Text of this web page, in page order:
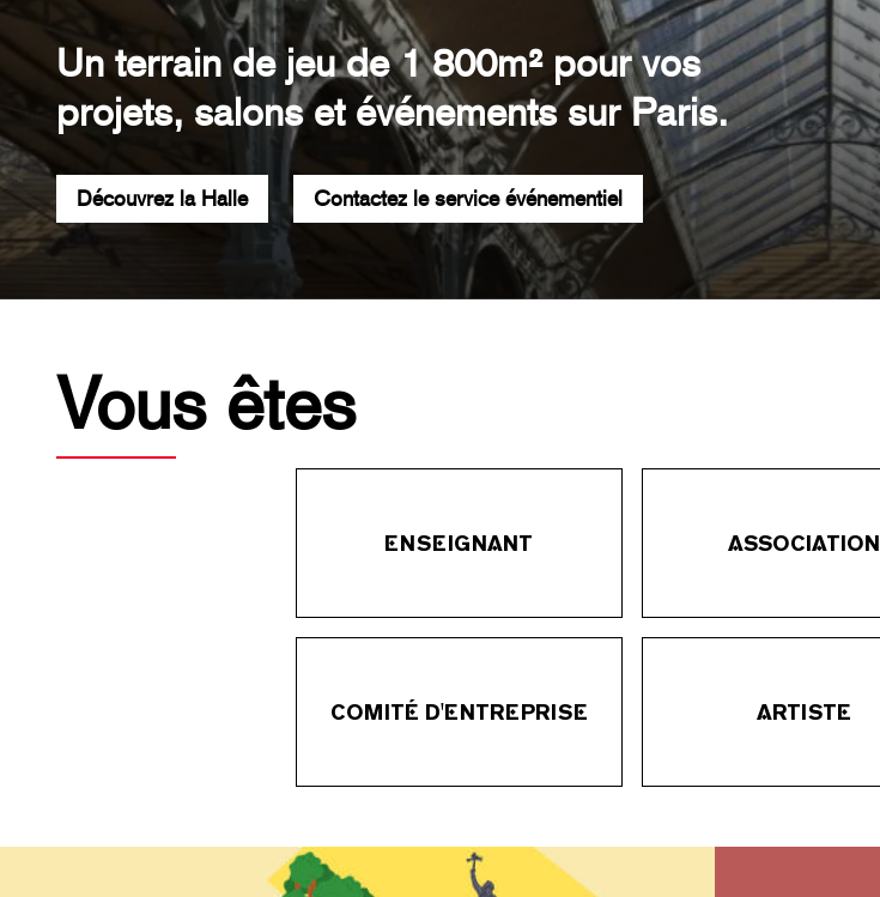
Un terrain de jeu de 1 800m² pour vos
projets, salons et événements sur Paris.
Découvrez la Halle Contactez le service événementiel
Vous êtes
ENSEIGNANT ASSOCIATION
COMITÉ D'ENTREPRISE ARTISTE